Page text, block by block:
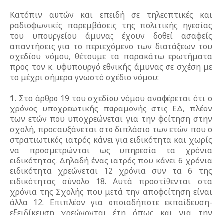
Κατόπιν αυτών και επειδή σε τηλεοπτικές και
ραδιοφωνικές παρεμβάσεις της πολιτικής ηγεσίας
του υπουργείου άμυνας έχουν δοθεί ασαφείς
απαντήσεις για το περιεχόμενο των διατάξεων του
σχεδίου νόμου, θέτουμε τα παρακάτω ερωτήματα
προς τον κ. υφυπουργό εθνικής άμυνας σε σχέση με
το μέχρι σήμερα γνωστό σχέδιο νόμου:
1. Στο άρθρο 19 του σχεδίου νόμου αναφέρεται ότι ο
χρόνος υποχρεωτικής παραμονής στις ΕΔ, πλέον
των ετών που υποχρεώνεται για την φοίτηση στην
σχολή, προσαυξάνεται στο διπλάσιο των ετών που ο
στρατιωτικός ιατρός κάνει για ειδικότητα και χωρίς
να προσμετρώνται ως υπηρεσία τα χρόνια
ειδικότητας. Δηλαδή ένας ιατρός που κάνει 6 χρόνια
ειδικότητα χρεώνεται 12 χρόνια συν τα 6 της
ειδικότητας σύνολο 18. Αυτά προστίθενται στα
χρόνια της Σχολής που μετά την αποφοίτηση είναι
άλλα 12. Επιπλέον για οποιαδήποτε εκπαίδευση-
εξειδίκευση χρεώνονται έτη όπως και για την